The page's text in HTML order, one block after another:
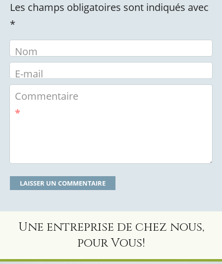
Les champs obligatoires sont indiqués avec
*
Nom
E-mail
Commentaire
*
Une entreprise de chez nous,
pour Vous!